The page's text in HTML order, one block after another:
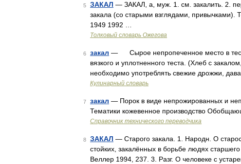
5 ЗАКАЛ — ЗАКАЛ, а, муж. 1. см. закалить. 2.
закала (со старыми взглядами,
1949 1992 …
Толковый словарь Ожегова
6 закал — Сырое непропеченное место в
вязкого и уплотненного теста. (Хлеб с
необходимо употреблять свежие дрожжи,
Кулинарный словарь
7 закал — Порок в виде непрожированных и
Тематики кожевенное производство
Справочник технического переводчика
8 ЗАКАЛ — Старого закала. 1. Народн. О
стойких, закалённых в борьбе людях
Веллер 1994, 237. 3. Разг. О человеке с